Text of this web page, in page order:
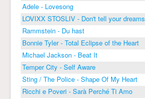
Adele - Lovesong
LOVIXX STOSLIV - Don't tell your dreams
Rammstein - Du hast
Bonnie Tyler - Total Eclipse of the Heart
Michael Jackson - Beat It
Temper City - Self Aware
Sting / The Police - Shape Of My Heart
Ricchi e Poveri - Sarà Perché Ti Amo